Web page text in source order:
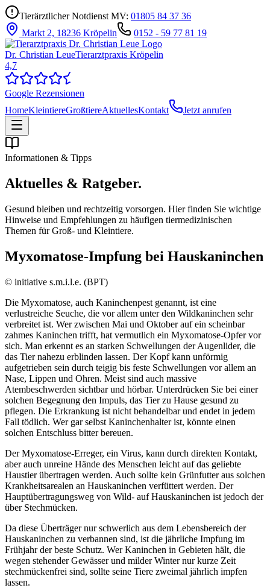
Tierärztlicher Notdienst MV: 01805 84 37 36
Markt 2, 18236 Kröpelin
0152 - 59 77 81 19
Dr. Christian LeueTierarztpraxis Kröpelin
4,7
Google Rezensionen
HomeKleintiereGroßtiereAktuellesKontakt Jetzt anrufen
Informationen & Tipps
Aktuelles & Ratgeber.
Gesund bleiben und rechtzeitig vorsorgen. Hier finden Sie wichtige
Hinweise und Empfehlungen zu häufigen tiermedizinischen
Themen für Groß- und Kleintiere.
Myxomatose-Impfung bei Hauskaninchen
© initiative s.m.i.l.e. (BPT)
Die Myxomatose, auch Kaninchenpest genannt, ist eine
verlustreiche Seuche, die vor allem unter den Wildkaninchen sehr
verbreitet ist. Wer zwischen Mai und Oktober auf ein scheinbar
zahmes Kaninchen trifft, hat vermutlich ein Myxomatose-Opfer vor
sich. Man erkennt es an starken Schwellungen der Augenlider, die
das Tier nahezu erblinden lassen. Der Kopf kann unförmig
aufgetrieben sein durch teigig bis feste Schwellungen vor allem an
Nase, Lippen und Ohren. Meist sind auch massive
Atembeschwerden sichtbar und hörbar. Unterdrücken Sie bei einer
solchen Begegnung den Impuls, das Tier zu Hause gesund zu
pflegen. Die Erkrankung ist nicht behandelbar und endet in jedem
Fall tödlich. Wer gar selbst Kaninchenhalter ist, könnte einen
solchen Entschluss bitter bereuen.
Der Myxomatose-Erreger, ein Virus, kann durch direkten Kontakt,
aber auch unreine Hände des Menschen leicht auf das geliebte
Haustier übertragen werden. Auch sollte kein Grünfutter aus solchen
Krankheitsarealen an Hauskaninchen verfüttert werden. Der
Hauptübertragungsweg von Wild- auf Hauskaninchen ist jedoch der
über Stechmücken.
Da diese Überträger nur schwerlich aus dem Lebensbereich der
Hauskaninchen zu verbannen sind, ist die jährliche Impfung im
Frühjahr der beste Schutz. Wer Kaninchen in Gebieten hält, die
wegen stehender Gewässer und milder Winter nur kurze Zeit
stechmückenfrei sind, sollte seine Tiere zweimal jährlich impfen
lassen.